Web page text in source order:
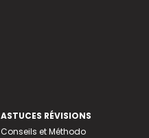
ASTUCES RÉVISIONS
Conseils et Méthodo